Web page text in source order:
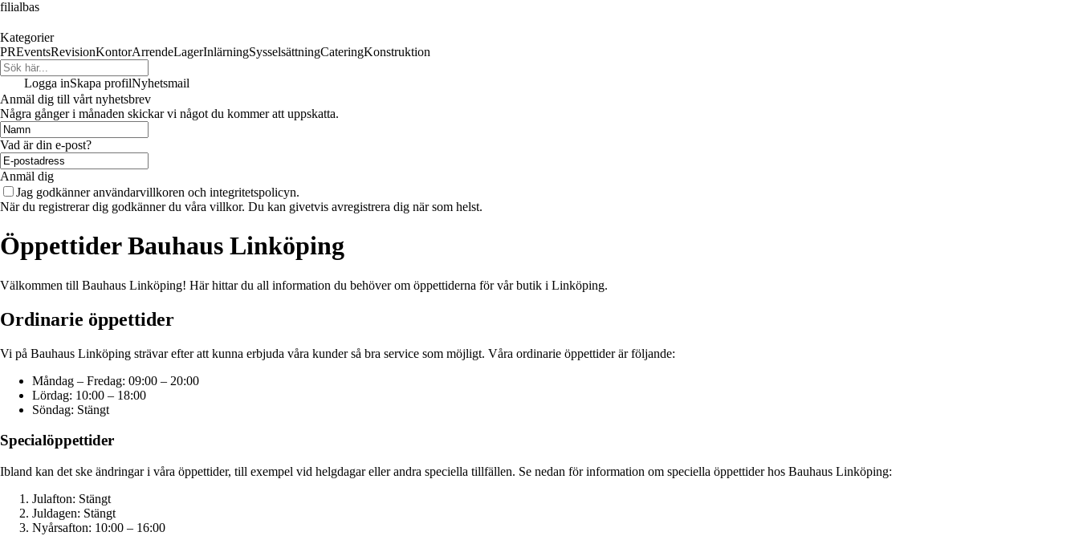
filialbas
Kategorier
PREventsRevisionKontorArrendeLagerInlärningSysselsättningCateringKonstruktion
Logga inSkapa profilNyhetsmail
Anmäl dig till vårt nyhetsbrev
Några gånger i månaden skickar vi något du kommer att uppskatta.
Vad är din e-post?
Anmäl dig
Jag godkänner användarvillkoren och integritetspolicyn.
När du registrerar dig godkänner du våra villkor. Du kan givetvis avregistrera dig när som helst.
Öppettider Bauhaus Linköping
Välkommen till Bauhaus Linköping! Här hittar du all information du behöver om öppettiderna för vår butik i Linköping.
Ordinarie öppettider
Vi på Bauhaus Linköping strävar efter att kunna erbjuda våra kunder så bra service som möjligt. Våra ordinarie öppettider är följande:
Måndag – Fredag: 09:00 – 20:00
Lördag: 10:00 – 18:00
Söndag: Stängt
Specialöppettider
Ibland kan det ske ändringar i våra öppettider, till exempel vid helgdagar eller andra speciella tillfällen. Se nedan för information om speciella öppettider hos Bauhaus Linköping:
Julafton: Stängt
Juldagen: Stängt
Nyårsafton: 10:00 – 16:00